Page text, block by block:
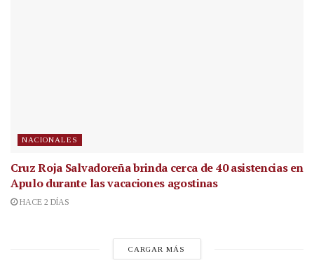
NACIONALES
Cruz Roja Salvadoreña brinda cerca de 40 asistencias en
Apulo durante las vacaciones agostinas
HACE 2 DÍAS
CARGAR MÁS